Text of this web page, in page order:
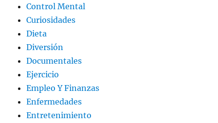
Control Mental
Curiosidades
Dieta
Diversión
Documentales
Ejercicio
Empleo Y Finanzas
Enfermedades
Entretenimiento